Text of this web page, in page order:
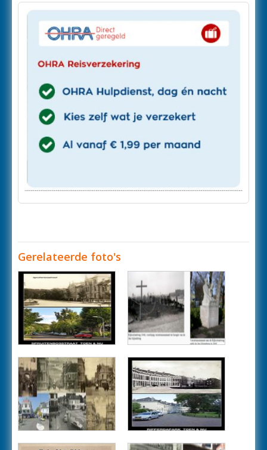
Gerelateerde foto's